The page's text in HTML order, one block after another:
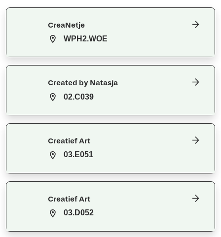
CreaNetje
WPH2.WOE
Created by Natasja
02.C039
Creatief Art
03.E051
Creatief Art
03.D052